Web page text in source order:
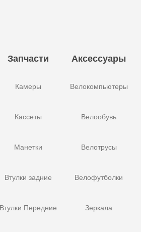
Запчасти
Камеры
Кассеты
Манетки
Втулки задние
Втулки Передние
Аксессуары
Велокомпьютеры
Велообувь
Велотрусы
Велофутболки
Зеркала